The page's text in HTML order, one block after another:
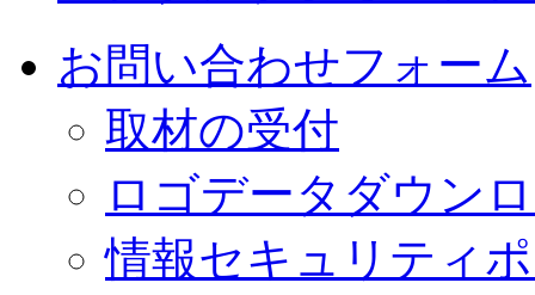
お問い合わせフォーム
取材の受付
ロゴデータダウン
情報セキュリティ